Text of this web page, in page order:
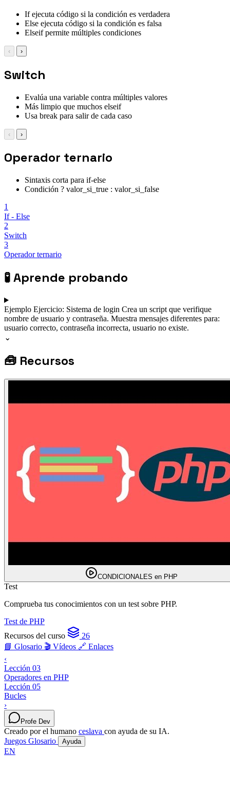
If ejecuta código si la condición es verdadera
Else ejecuta código si la condición es falsa
Elseif permite múltiples condiciones
‹ ›
Switch
Evalúa una variable contra múltiples valores
Más limpio que muchos elseif
Usa break para salir de cada caso
‹ ›
Operador ternario
Sintaxis corta para if-else
Condición ? valor_si_true : valor_si_false
1
If - Else
2
Switch
3
Operador ternario
🧪Aprende probando
Ejemplo Ejercicio: Sistema de login Crea un script que verifique
nombre de usuario y contraseña. Muestra mensajes diferentes para:
usuario correcto, contraseña incorrecta, usuario no existe.
⌄
🧰 Recursos
CONDICIONALES en PHP
Test
Comprueba tus conocimientos con un test sobre PHP.
Test de PHP
Recursos del curso
26
📘 Glosario 🎬 Vídeos 🔗 Enlaces
‹
Lección 03
Operadores en PHP
Lección 05
Bucles
›
Profe Dev
Creado por el humano ceslava con ayuda de su IA.
Juegos Glosario Ayuda
EN